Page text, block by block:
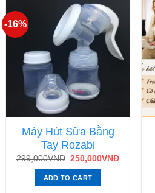
-16%
Máy Hút Sữa Bằng
Tay Rozabi
299,000VNĐ 250,000VNĐ
ADD TO CART